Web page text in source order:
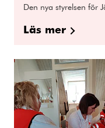
Den nya styrelsen för
Läs mer